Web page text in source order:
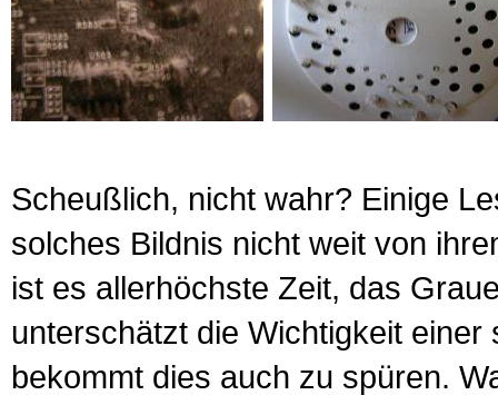
Scheußlich, nicht wahr? Einige
solches Bildnis nicht weit von
ist es allerhöchste Zeit, das
unterschätzt die Wichtigkeit
bekommt dies auch zu spüren.